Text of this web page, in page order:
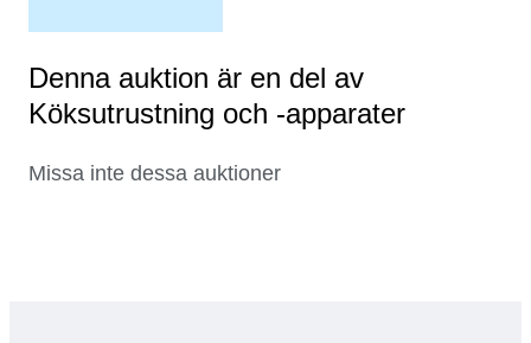
Denna auktion är en del av
Köksutrustning och -apparater
Missa inte dessa auktioner